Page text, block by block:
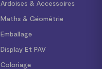
Ardoises & Accessoires
Maths & Géométrie
Emballage
Display Et PAV
Coloriage